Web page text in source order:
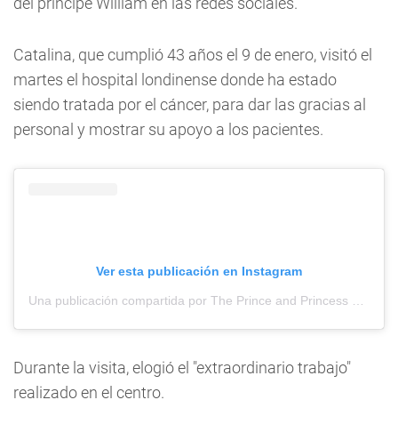
Catalina, que cumplió 43 años el 9 de enero, visitó el
martes el hospital londinense donde ha estado
siendo tratada por el cáncer, para dar las gracias al
personal y mostrar su apoyo a los pacientes.
Ver esta publicación en Instagram
Durante la visita, elogió el "extraordinario trabajo"
realizado en el centro.